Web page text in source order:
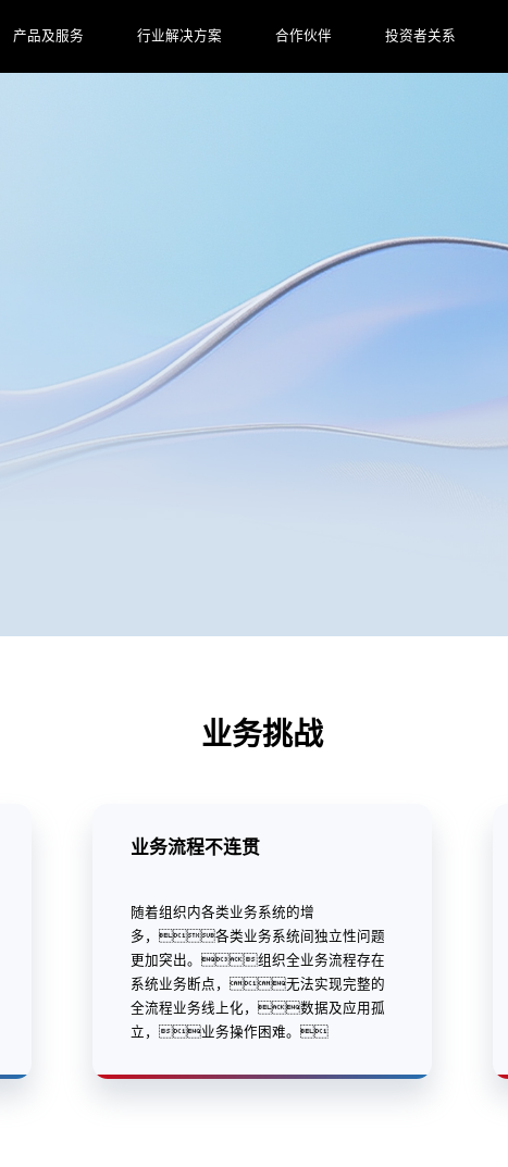
产品及服务 行业解决方案 合作伙伴 投资者关系
业务挑战
业务流程不连贯
随着组织内各类业务系统的增
多，各类业务系统间独立性问题
更加突出。组织全业务流程存在
系统业务断点，无法实现完整的
全流程业务线上化，数据及应用孤
立，业务操作困难。